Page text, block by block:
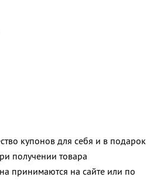
купонов для себя и в подарок
получении товара
принимаются на сайте или по